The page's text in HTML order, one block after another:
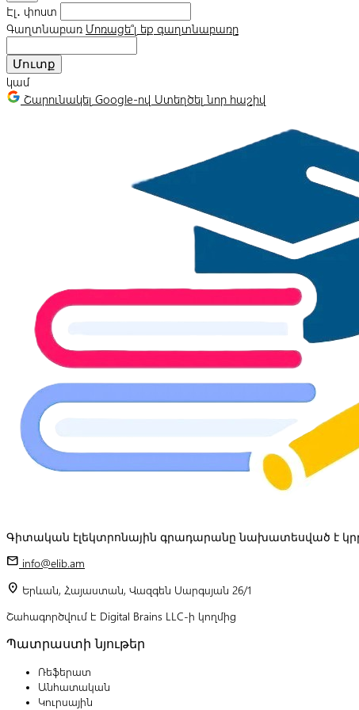
Էլ․ փոստ
Գաղտնաբառ Մոռացե՞լ եք գաղտնաբառը
Մուտք
կամ
Շարունակել Google-ով Ստեղծել նոր հաշիվ
Գիտական էլեկտրոնային գրադարանը նախատեսված է
mail info@elib.am
location_on Երևան, Հայաստան, Վազգեն Սարգսյան 26/1
Շահագործվում է Digital Brains LLC-ի կողմից
Պատրաստի նյութեր
Ռեֆերատ
Անհատական
Կուրսային